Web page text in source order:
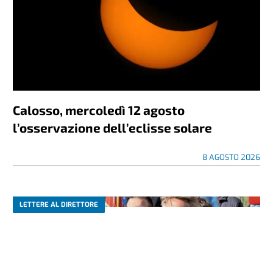
Calosso, mercoledì 12 agosto
l’osservazione dell’eclisse solare
8 AGOSTO 2026
LETTERE AL DIRETTORE